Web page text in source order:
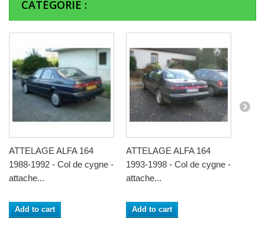
CATÉGORIE :
ATTELAGE ALFA 164
1988-1992 - Col de cygne -
attache...
Add to cart
ATTELAGE ALFA 164
1993-1998 - Col de cygne -
attache...
Add to cart